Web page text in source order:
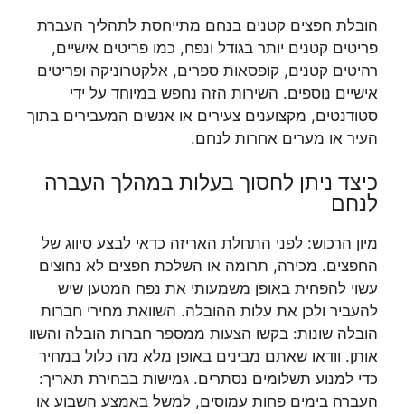
הובלת חפצים קטנים בנחם מתייחסת לתהליך העברת
פריטים קטנים יותר בגודל ונפח, כמו פריטים אישיים,
רהיטים קטנים, קופסאות ספרים, אלקטרוניקה ופריטים
אישיים נוספים. השירות הזה נחפש במיוחד על ידי
סטודנטים, מקצוענים צעירים או אנשים המעבירים בתוך
העיר או מערים אחרות לנחם.
כיצד ניתן לחסוך בעלות במהלך העברה
לנחם
מיון הרכוש: לפני התחלת האריזה כדאי לבצע סיווג של
החפצים. מכירה, תרומה או השלכת חפצים לא נחוצים
עשוי להפחית באופן משמעותי את נפח המטען שיש
להעביר ולכן את עלות ההובלה. השוואת מחירי חברות
הובלה שונות: בקשו הצעות ממספר חברות הובלה והשוו
אותן. וודאו שאתם מבינים באופן מלא מה כלול במחיר
כדי למנוע תשלומים נסתרים. גמישות בבחירת תאריך:
העברה בימים פחות עמוסים, למשל באמצע השבוע או